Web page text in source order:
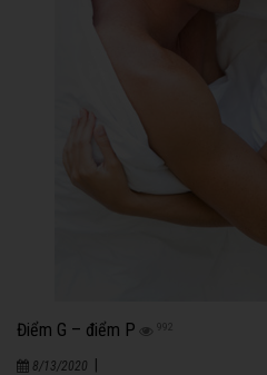
Điểm G – điểm P 992
8/13/2020